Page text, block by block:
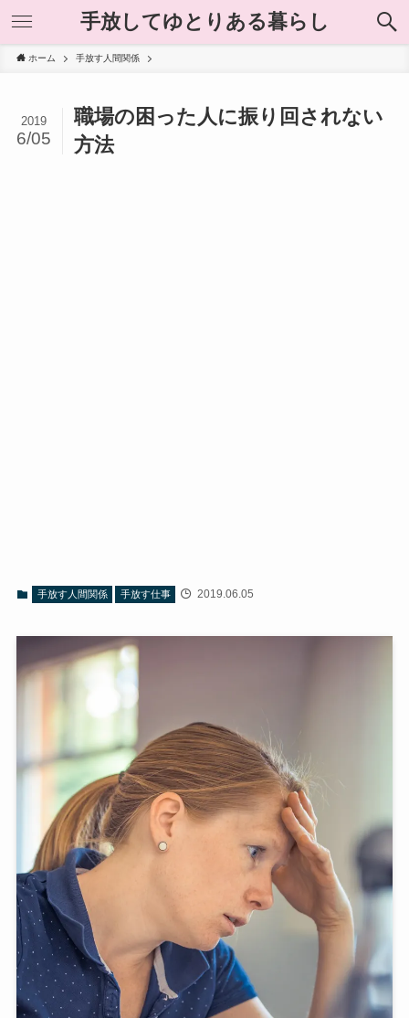
手放してゆとりある暮らし
ホーム 手放す人間関係
職場の困った人に振り回されない
方法
2019
6/05
手放す人間関係 手放す仕事 2019.06.05